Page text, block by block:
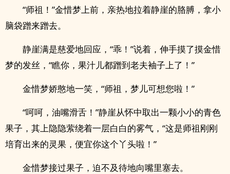
“师祖！”金惜梦上前，亲热地拉着静崖的胳膊，拿小
脑袋蹭来蹭去。
静崖满是慈爱地回应，“乖！”说着，伸手摸了摸金惜
梦的发丝，“瞧你，果汁儿都蹭到老夫袖子上了！”
金惜梦娇憨地一笑，“师祖，梦儿可想您啦！”
“呵呵，油嘴滑舌！”静崖从怀中取出一颗小小的青色
果子，其上隐隐萦绕着一层白白的雾气，“这是师祖刚刚
培育出来的灵果，便宜你这个丫头啦！”
金惜梦接过果子，迫不及待地向嘴里塞去。